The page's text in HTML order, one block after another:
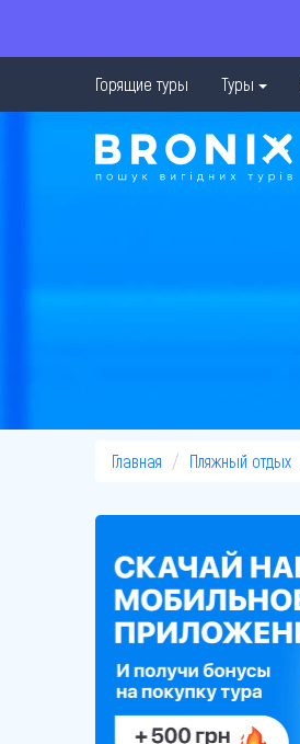
Горящие туры Туры
Главная Пляжный отдых